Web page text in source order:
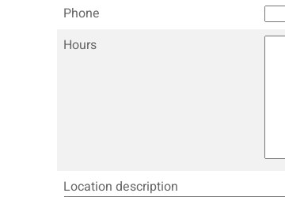
Phone
Hours
Location description